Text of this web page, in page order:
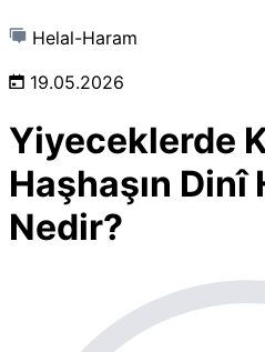
Helal-Haram
19.05.2026
Yiyeceklerde
Haşhaşın Dinî
Nedir?